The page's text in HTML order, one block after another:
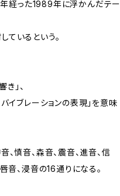
経った1989年に浮かんだテー
ているという。
」、
イブレーションの表現」を意味
、慎音、森音、震音、進音、信
音、浸音の16通りになる。